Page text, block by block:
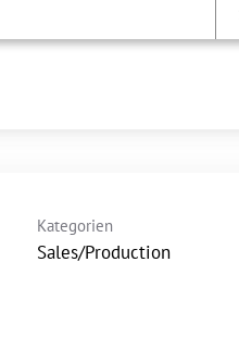
Kategorien
Sales/Production